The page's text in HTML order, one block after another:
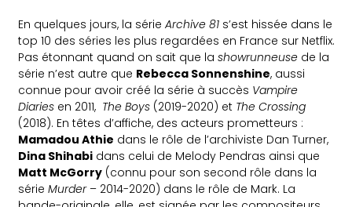
En quelques jours, la sérieArchive 81 s’est hissée dans le
top 10 des séries les plus regardées en France sur Netflix.
Pas étonnant quand on sait que lashowrunneuse de la
série n’est autre que Rebecca Sonnenshine, aussi
connue pour avoir créé la série à succès Vampire
Diaries en 2011, The Boys (2019-2020) et The Crossing
(2018). En têtes d’affiche, des acteurs prometteurs :
Mamadou Athie dans le rôle de l’archiviste Dan Turner,
Dina Shihabi dans celui de Melody Pendras ainsi que
Matt McGorry (connu pour son second rôle dans la
sérieMurder– 2014-2020) dans le rôle de Mark. La